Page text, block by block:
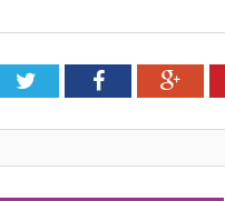
TwitterFacebook